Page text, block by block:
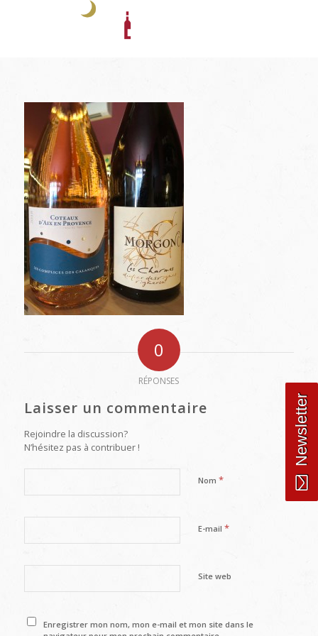
0
RÉPONSES
Laisser un commentaire
Rejoindre la discussion?
N’hésitez pas à contribuer !
Nom *
E-mail *
Site web
Enregistrer mon nom, mon e-mail et mon site dans le
Newsletter